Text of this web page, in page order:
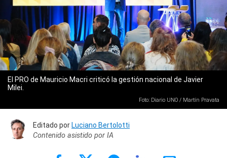
El PRO de Mauricio Macri criticó la gestión nacional de Javier
Milei.
Foto: Diario UNO / Martín Pravata
Editado porLuciano Bertolotti
Contenido asistido por IA